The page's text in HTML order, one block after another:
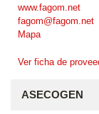
www.fagom.net
fagom@fagom.net
Mapa
Ver ficha de
ASECOGEN